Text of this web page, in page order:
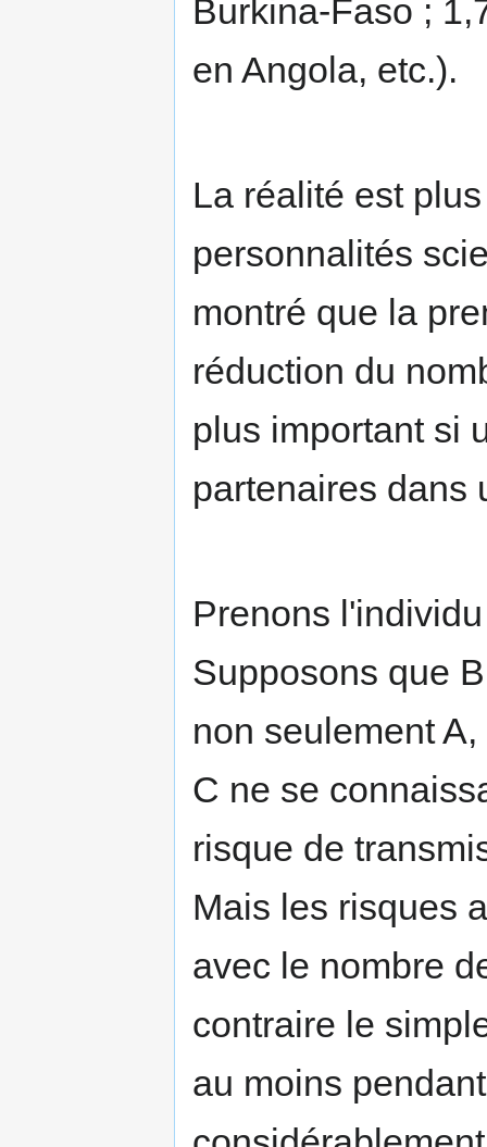
Burkina-Faso ;
en Angola, etc.).
La réalité est
personnalités
montré que la
réduction du
plus important si
partenaires dans
Prenons
Supposons que
non seulement
C ne se
risque de
Mais les risques
avec le nombre
contraire le
au moins